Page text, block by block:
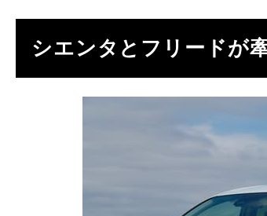
シエンタとフリードが